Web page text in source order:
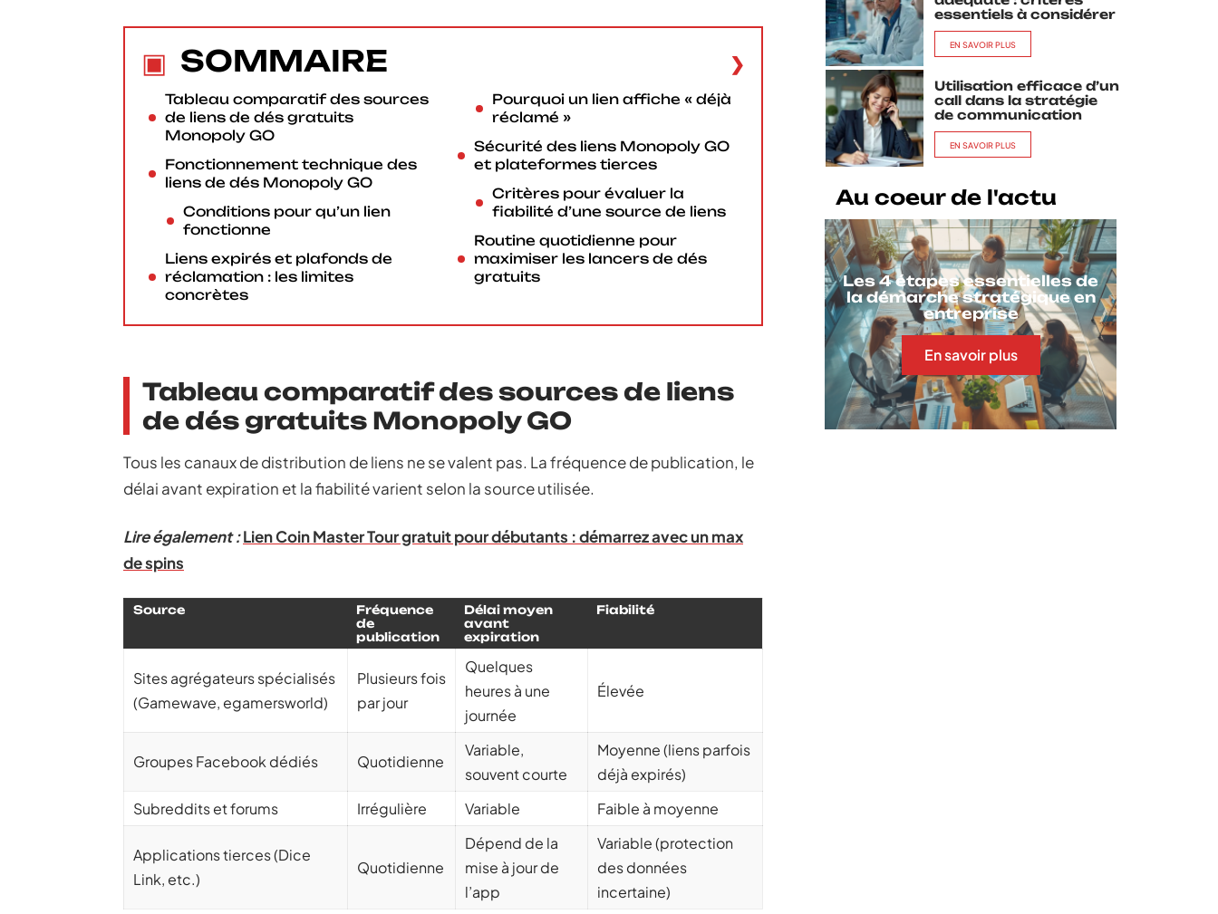
SOMMAIRE
Tableau comparatif des sources
de liens de dés gratuits
Monopoly GO
Fonctionnement technique des
liens de dés Monopoly GO
Conditions pour qu’un lien
fonctionne
Liens expirés et plafonds de
réclamation : les limites
concrètes
Pourquoi un lien affiche « déjà
réclamé »
Sécurité des liens Monopoly GO
et plateformes tierces
Critères pour évaluer la
fiabilité d’une source de liens
Routine quotidienne pour
maximiser les lancers de dés
gratuits
Tableau comparatif des sources de liens
de dés gratuits Monopoly GO
Tous les canaux de distribution de liens ne se valent pas. La fréquence de publication, le
délai avant expiration et la fiabilité varient selon la source utilisée.
Lire également :Lien Coin Master Tour gratuit pour débutants : démarrez avec un max
de spins
Source
Fréquence
de
publication
Délai moyen
avant
expiration
Fiabilité
Sites agrégateurs spécialisés
(Gamewave, egamersworld)
Plusieurs fois
par jour
Quelques
heures à une
journée
Élevée
Groupes Facebook dédiés Quotidienne
Variable,
souvent courte
Moyenne (liens parfois
déjà expirés)
Subreddits et forums
Irrégulière Variable Faible à moyenne
Applications tierces (Dice
Link, etc.)
Quotidienne
Dépend de la
mise à jour de
l’app
Variable (protection
des données
incertaine)
essentiels à considérer
EN SAVOIR PLUS
Utilisation efficace d’un
call dans la stratégie
de communication
EN SAVOIR PLUS
Au coeur de l'actu
Les 4 étapes essentielles de
la démarche stratégique en
entreprise
En savoir plus